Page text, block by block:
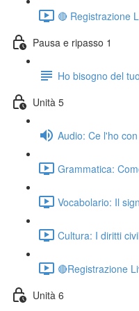
🔴 Registrazione
Pausa e ripasso 1
Ho bisogno del
Unità 5
Audio: Ce l'ho
Grammatica:
Vocabolario: Il
Cultura: I diritti
🔴Registrazione
Unità 6